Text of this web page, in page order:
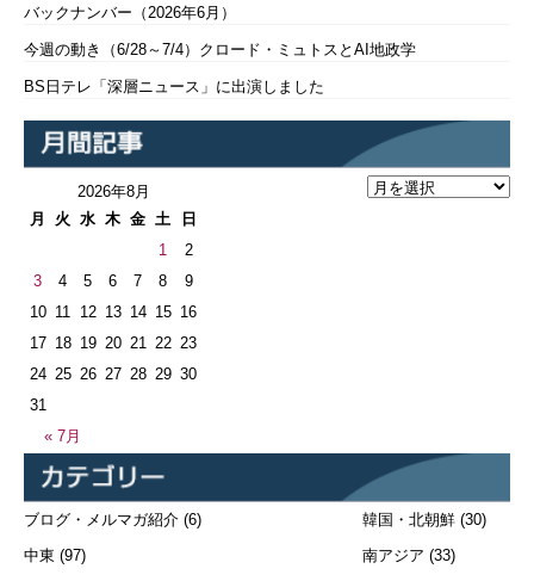
バックナンバー（2026年6月）
今週の動き（6/28～7/4）クロード・ミュトスとAI地政学
BS日テレ「深層ニュース」に出演しました
2026年8月
月
火 水 木 金 土 日
« 7月
1
2
3
4 5 6 7 8
9
10 11 12 13 14 15 16
17 18 19 20 21 22 23
24 25 26 27 28 29 30
31
ブログ・メルマガ紹介 (6)
中東 (97)
韓国・北朝鮮 (30)
南アジア (33)